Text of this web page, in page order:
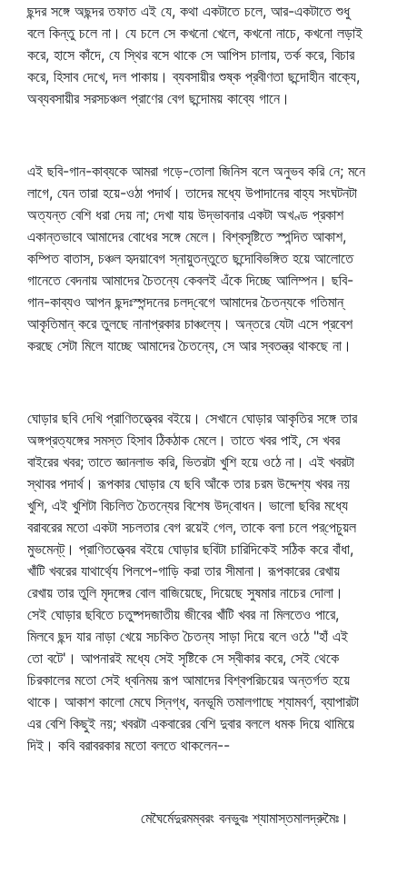
ছন্দর সঙ্গে অছন্দর তফাত এই যে, কথা একটাতে চলে, আর-একটাতে শুধু
বলে কিন্তু চলে না। যে চলে সে কখনো খেলে, কখনো নাচে, কখনো লড়াই
করে, হাসে কাঁদে, যে স্থির বসে থাকে সে আপিস চালায়, তর্ক করে, বিচার
করে, হিসাব দেখে, দল পাকায়। ব্যবসায়ীর শুষ্ক প্রবীণতা ছন্দোহীন বাক্যে,
অব্যবসায়ীর সরসচঞ্চল প্রাণের বেগ ছন্দোময় কাব্যে গানে।
এই ছবি-গান-কাব্যকে আমরা গড়ে-তোলা জিনিস বলে অনুভব করি নে; মনে
লাগে, যেন তারা হয়ে-ওঠা পদার্থ। তাদের মধ্যে উপাদানের বাহ্য সংঘটনটা
অত্যন্ত বেশি ধরা দেয় না; দেখা যায় উদ্ভাবনার একটা অখণ্ড প্রকাশ
একান্তভাবে আমাদের বোধের সঙ্গে মেলে। বিশ্বসৃষ্টিতে স্পন্দিত আকাশ,
কম্পিত বাতাস, চঞ্চল হৃদয়াবেগ স্নায়ুতন্তুতে ছন্দোবিভঙ্গিত হয়ে আলোতে
গানেতে বেদনায় আমাদের চৈতন্যে কেবলই এঁকে দিচ্ছে আলিম্পন। ছবি-
গান-কাব্যও আপন ছন্দঃস্পন্দনের চলদ্‌বেগে আমাদের চৈতন্যকে গতিমান্‌
আকৃতিমান্‌ করে তুলছে নানাপ্রকার চাঞ্চল্যে। অন্তরে যেটা এসে প্রবেশ
করছে সেটা মিলে যাচ্ছে আমাদের চৈতন্যে, সে আর স্বতন্ত্র থাকছে না।
ঘোড়ার ছবি দেখি প্রাণিতত্ত্বের বইয়ে। সেখানে ঘোড়ার আকৃতির সঙ্গে তার
অঙ্গপ্রত্যঙ্গের সমস্ত হিসাব ঠিকঠাক মেলে। তাতে খবর পাই, সে খবর
বাইরের খবর; তাতে জ্ঞানলাভ করি, ভিতরটা খুশি হয়ে ওঠে না। এই খবরটা
স্থাবর পদার্থ। রূপকার ঘোড়ার যে ছবি আঁকে তার চরম উদ্দেশ্য খবর নয়
খুশি, এই খুশিটা বিচলিত চৈতন্যের বিশেষ উদ্‌বোধন। ভালো ছবির মধ্যে
বরাবরের মতো একটা সচলতার বেগ রয়েই গেল, তাকে বলা চলে পর্‌পেচুয়ল
মুভমেন্‌ট্‌। প্রাণিতত্ত্বের বইয়ে ঘোড়ার ছবিটা চারিদিকেই সঠিক করে বাঁধা,
খাঁটি খবরের যাথার্থ্যে পিলপে-গাড়ি করা তার সীমানা। রূপকারের রেখায়
রেখায় তার তুলি মৃদঙ্গের বোল বাজিয়েছে, দিয়েছে সুষমার নাচের দোলা।
সেই ঘোড়ার ছবিতে চতুষ্পদজাতীয় জীবের খাঁটি খবর না মিলতেও পারে,
মিলবে ছন্দ যার নাড়া খেয়ে সচকিত চৈতন্য সাড়া দিয়ে বলে ওঠে "হাঁ এই
তো বটে'। আপনারই মধ্যে সেই সৃষ্টিকে সে স্বীকার করে, সেই থেকে
চিরকালের মতো সেই ধ্বনিময় রূপ আমাদের বিশ্বপরিচয়ের অন্তর্গত হয়ে
থাকে। আকাশ কালো মেঘে স্নিগ্ধ, বনভূমি তমালগাছে শ্যামবর্ণ, ব্যাপারটা
এর বেশি কিছুই নয়; খবরটা একবারের বেশি দুবার বললে ধমক দিয়ে থামিয়ে
দিই। কবি বরাবরকার মতো বলতে থাকলেন--
মেঘৈর্মেদুরমম্বরং বনভুবঃ শ্যামাস্তমালদ্রুমৈঃ।